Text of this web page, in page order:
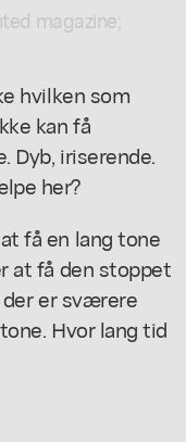
magazine;
hvilken som
kan få
Dyb, iriserende.
her?
få en lang tone
at få den stoppet
er sværere
Hvor lang tid